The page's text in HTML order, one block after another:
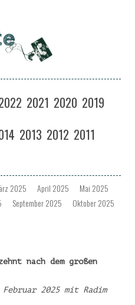
Zum
springen
2021 2020 2019
2013 2012 2011
2025 April 2025
Mai 2025
September 2025
Oktober 2025
nach dem großen
2025 mit Radim